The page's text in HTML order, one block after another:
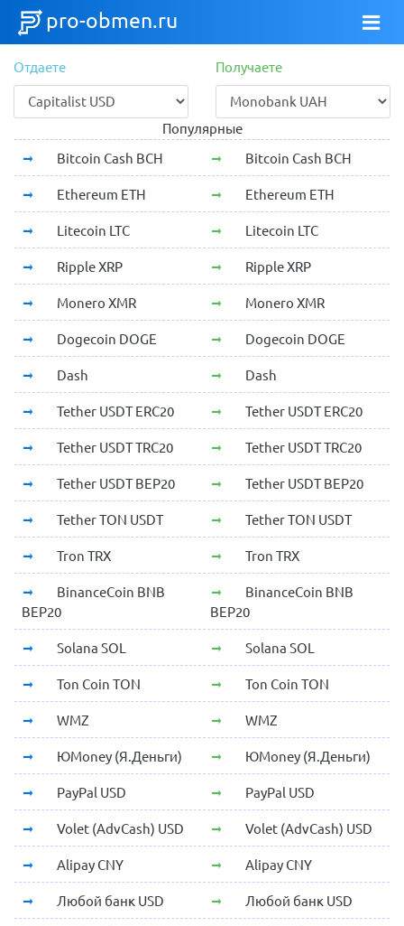
pro-obmen.ru
Отдаете Получаете
Популярные
Bitcoin Cash BCH
Bitcoin Cash BCH
Ethereum ETH Ethereum ETH
Litecoin LTC Litecoin LTC
Ripple XRP Ripple XRP
Monero XMR Monero XMR
Dogecoin DOGE Dogecoin DOGE
Dash Dash
Tether USDT ERC20 Tether USDT ERC20
Tether USDT TRC20 Tether USDT TRC20
Tether USDT BEP20 Tether USDT BEP20
Tether TON USDT Tether TON USDT
Tron TRX Tron TRX
BinanceCoin BNB
BEP20
BinanceCoin BNB
BEP20
Solana SOL Solana SOL
Ton Coin TON Ton Coin TON
WMZ WMZ
ЮMoney (Я.Деньги) ЮMoney (Я.Деньги)
PayPal USD PayPal USD
Volet (AdvCash) USD Volet (AdvCash) USD
Alipay CNY Alipay CNY
Любой банк USD Любой банк USD